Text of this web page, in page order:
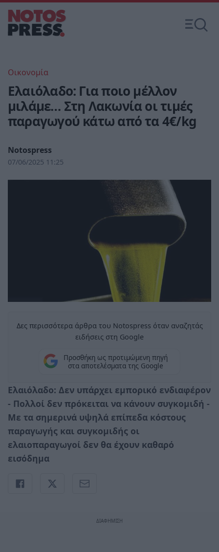
Οικονομία
Ελαιόλαδο: Για ποιο μέλλον
μιλάμε… Στη Λακωνία οι τιμές
παραγωγού κάτω από τα 4€/kg
Notospress
07/06/2025 11:25
Δες περισσότερα άρθρα του Notospress όταν αναζητάς
ειδήσεις στη Google
Προσθήκη ως προτιμώμενη πηγή
στα αποτελέσματα της Google
Ελαιόλαδο: Δεν υπάρχει εμπορικό ενδιαφέρον
- Πολλοί δεν πρόκειται να κάνουν συγκομιδή -
Με τα σημερινά υψηλά επίπεδα κόστους
παραγωγής και συγκομιδής οι
ελαιοπαραγωγοί δεν θα έχουν καθαρό
εισόδημα